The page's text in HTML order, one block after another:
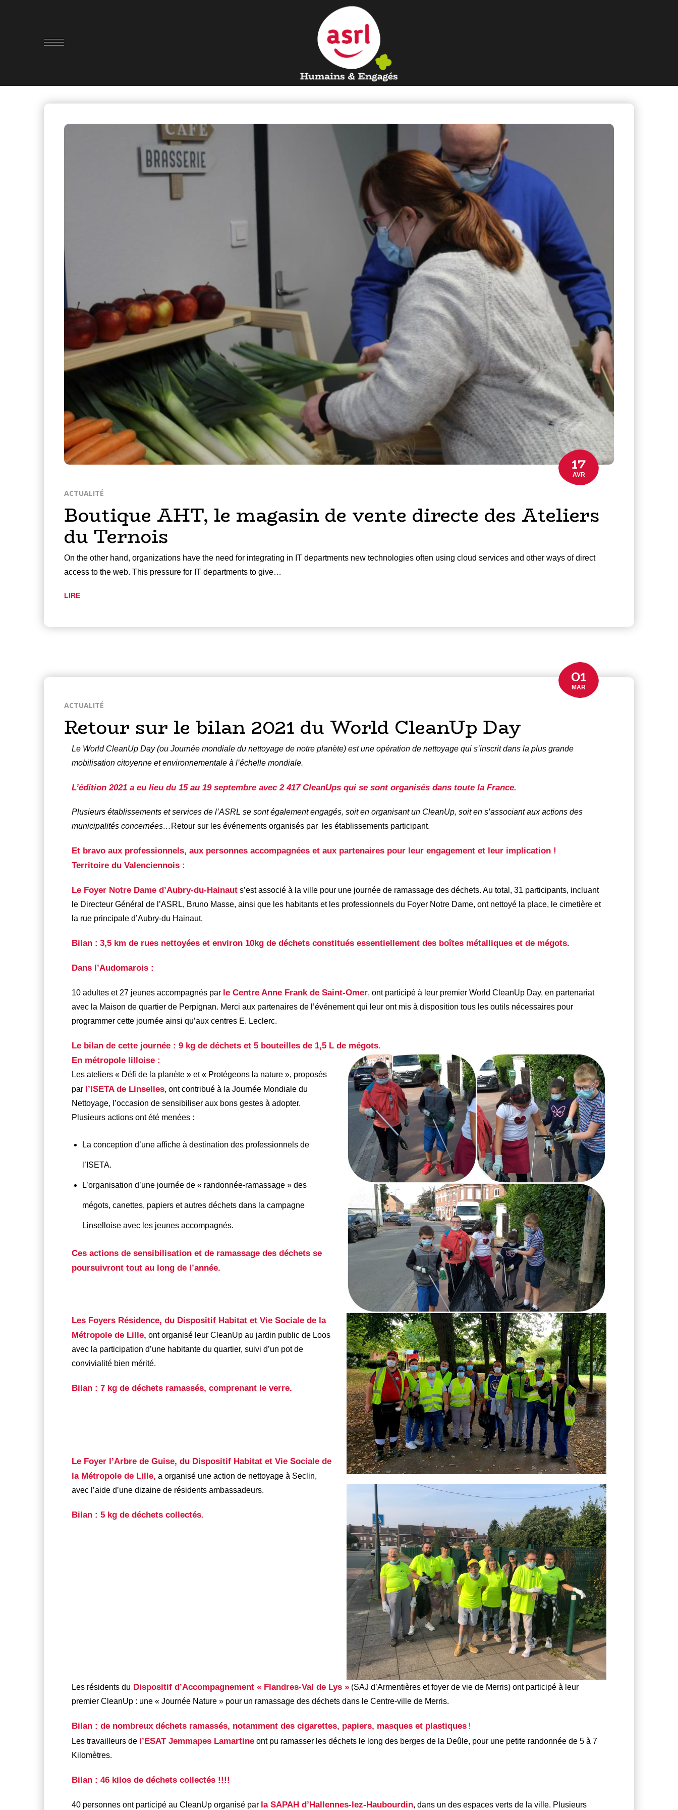
17
AVR
ACTUALITÉ
Boutique AHT, le magasin de vente directe des Ateliers
du Ternois
On the other hand, organizations have the need for integrating in IT departments new technologies often using cloud services and other ways of direct
access to the web. This pressure for IT departments to give…
LIRE
01
MAR
ACTUALITÉ
Retour sur le bilan 2021 du World CleanUp Day
Le World CleanUp Day (ou Journée mondiale du nettoyage de notre planète) est une opération de nettoyage qui s’inscrit dans la plus grande
mobilisation citoyenne et environnementale à l’échelle mondiale.
L’édition 2021 a eu lieu du 15 au 19 septembre avec 2 417 CleanUps qui se sont organisés dans toute la France.
Plusieurs établissements et services de l’ASRL se sontégalementengagés, soit en organisant un CleanUp, soit en s’associant aux actions des
municipalités concernées… Retour sur les événements organisés par les établissements participant.
Et bravo aux professionnels, aux personnes accompagnées et aux partenaires pour leur engagement et leur implication !
Territoire du Valenciennois :
Le Foyer Notre Dame d’Aubry-du-Hainaut s’est associé à la ville pour une journée de ramassage des déchets. Au total, 31 participants, incluant
le Directeur Général de l’ASRL, Bruno Masse, ainsi que les habitants et les professionnels du Foyer Notre Dame, ont nettoyé la place, le cimetière et
la rue principale d’Aubry-du Hainaut.
Bilan : 3,5 km de rues nettoyées et environ 10kg de déchets constitués essentiellement des boîtes métalliques et de mégots.
Dans l’Audomarois :
10 adultes et 27 jeunes accompagnés par le Centre Anne Frank de Saint-Omer, ont participé à leur premier World CleanUp Day, en partenariat
avec la Maison de quartier de Perpignan. Merci aux partenaires de l’événement qui leur ont mis à disposition tous les outils nécessaires pour
programmer cette journée ainsi qu’aux centres E. Leclerc.
Le bilan de cette journée : 9 kg de déchets et 5 bouteilles de 1,5 L de mégots.
En métropole lilloise :
Les ateliers « Défi de la planète » et « Protégeons la nature », proposés
par l’ISETA de Linselles, ont contribué à la Journée Mondiale du
Nettoyage, l’occasion de sensibiliser aux bons gestes à adopter.
Plusieurs actions ont été menées :
La conception d’une affiche à destination des professionnels de
l’ISETA.
L’organisation d’une journée de « randonnée-ramassage » des
mégots, canettes, papiers et autres déchets dans la campagne
Linselloise avec les jeunes accompagnés.
Ces actions de sensibilisation et de ramassage des déchets se
poursuivront tout au long de l’année.
Les Foyers Résidence, du Dispositif Habitat et Vie Sociale de la
Métropole de Lille, ont organisé leur CleanUp au jardin public de Loos
avec la participation d’une habitante du quartier, suivi d’un pot de
convivialité bien mérité.
Bilan : 7 kg de déchets ramassés, comprenant le verre.
Le Foyer l’Arbre de Guise, du Dispositif Habitat et Vie Sociale de
la Métropole de Lille, a organisé une action de nettoyage à Seclin,
avec l’aide d’une dizaine de résidents ambassadeurs.
Bilan : 5 kg de déchets collectés.
Les résidents du Dispositif d’Accompagnement « Flandres-Val de Lys » (SAJ d’Armentières et foyer de vie de Merris) ont participé à leur
premier CleanUp : une « Journée Nature » pour un ramassage des déchets dans le Centre-ville de Merris.
Bilan : de nombreux déchets ramassés, notamment des cigarettes, papiers, masques et plastiques !
Les travailleurs de l’ESAT Jemmapes Lamartine ont pu ramasser les déchets le long des berges de la Deûle, pour une petite randonnée de 5 à 7
Kilomètres.
Bilan : 46 kilos de déchets collectés !!!!
40 personnes ont participé au CleanUp organisé par la SAPAH d’Hallennes-lez-Haubourdin, dans un des espaces verts de la ville. Plusieurs